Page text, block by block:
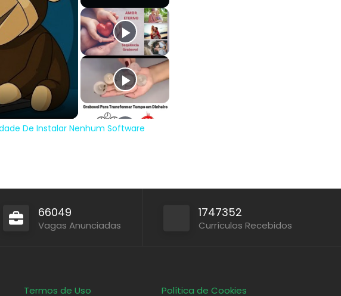
De Instalar Nenhum Software
66049
Vagas Anunciadas
1747352
Currículos Recebidos
Termos de Uso Política de Cookies